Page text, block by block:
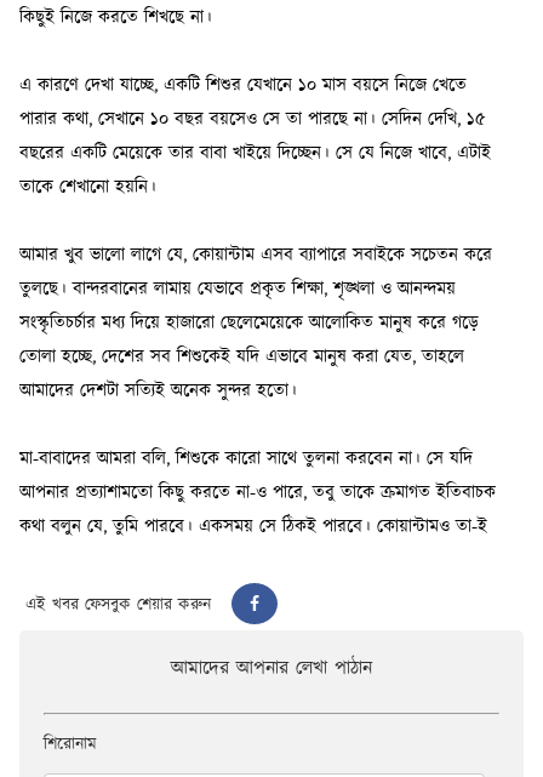
এই খবর ফেসবুক শেয়ার করুন
আমাদের আপনার লেখা পাঠান
শিরোনাম